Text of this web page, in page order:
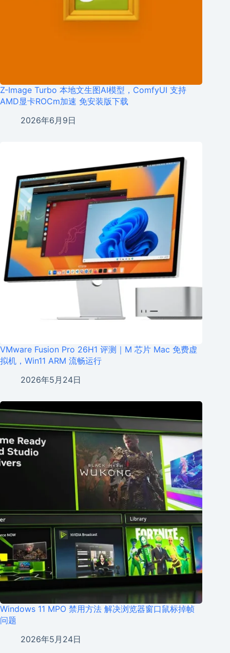
Z-Image Turbo 本地文生图AI模型，ComfyUI 支持
AMD显卡ROCm加速 免安装版下载
2026年6月9日
VMware Fusion Pro 26H1 评测｜M 芯片 Mac 免费虚
拟机，Win11 ARM 流畅运行
2026年5月24日
Windows 11 MPO 禁用方法 解决浏览器窗口鼠标掉帧
问题
2026年5月24日